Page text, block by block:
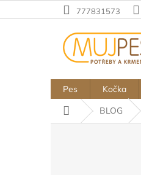
na
777831573
Pes Kočka
Domů
BLOG